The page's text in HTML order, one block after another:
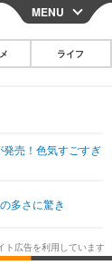
CLOSE
の他
ドラマ
・芸能
ルメ
MENU
ライフ
売！色気すごすぎ
多さに驚き